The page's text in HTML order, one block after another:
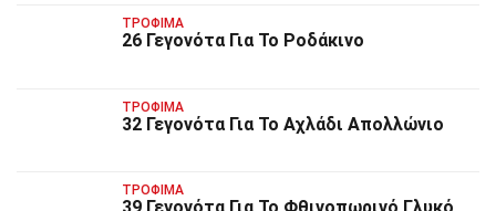
ΤΡΌΦΙΜΑ
26 Γεγονότα Για Το Ροδάκινο
ΤΡΌΦΙΜΑ
32 Γεγονότα Για Το Αχλάδι Απολλώνιο
ΤΡΌΦΙΜΑ